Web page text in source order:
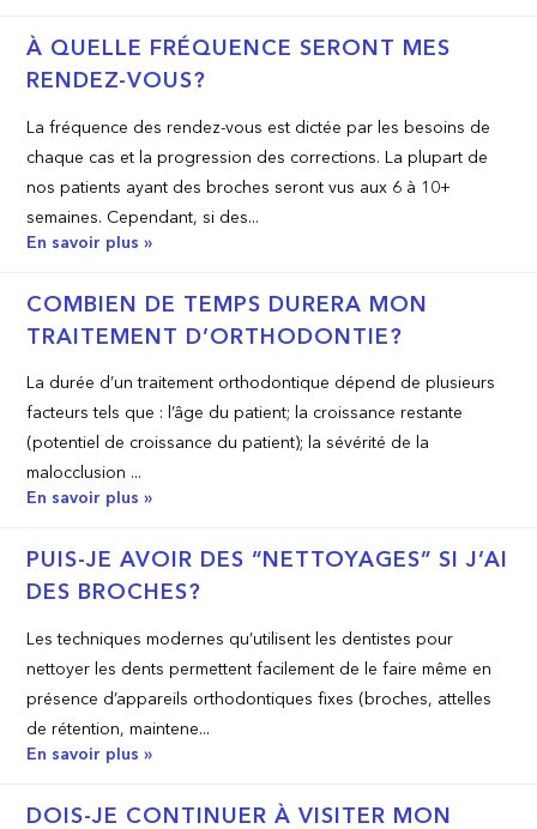
À QUELLE FRÉQUENCE SERONT MES
RENDEZ-VOUS?
La fréquence des rendez-vous est dictée par les besoins de
chaque cas et la progression des corrections. La plupart de
nos patients ayant des broches seront vus aux 6 à 10+
semaines. Cependant, si des...
En savoir plus »
COMBIEN DE TEMPS DURERA MON
TRAITEMENT D’ORTHODONTIE?
La durée d’un traitement orthodontique dépend de plusieurs
facteurs tels que : l’âge du patient; la croissance restante
(potentiel de croissance du patient); la sévérité de la
malocclusion ...
En savoir plus »
PUIS-JE AVOIR DES “NETTOYAGES” SI J’AI
DES BROCHES?
Les techniques modernes qu’utilisent les dentistes pour
nettoyer les dents permettent facilement de le faire même en
présence d’appareils orthodontiques fixes (broches, attelles
de rétention, maintene...
En savoir plus »
DOIS-JE CONTINUER À VISITER MON